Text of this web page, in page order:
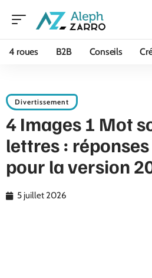
4 roues B2B Conseils
Divertissement
4 Images 1 Mot
lettres :
pour la version
5 juillet 2026